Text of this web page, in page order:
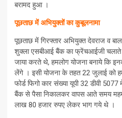
बरामद हुआ ।
पूछताछ में अभियुक्तों का कुबूलनामा
पूछताछ में गिरफ्तार अभियुक्त देवराज व
शुक्ला एसबीआई बैंक का फ्रेंचआईजी
जाया करते थे, हमलोग योजना बनाये कि
लेंगे । इसी योजना के तहत 22 जुलाई को
फोर्ड फिगो कार संख्या यूपी 32 डीवी
बैंक से पैसा निकालकर वापस आते समय
लाख 80 हजार रुपए लेकर भाग गये थे ।